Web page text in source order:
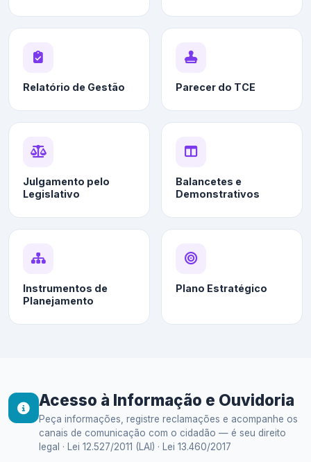
Relatório de Gestão Parecer do TCE
Julgamento pelo
Legislativo
Balancetes e
Demonstrativos
Instrumentos de
Planejamento
Plano Estratégico
Acesso à Informação e Ouvidoria
Peça informações, registre reclamações e acompanhe os
canais de comunicação com o cidadão — é seu direito
legal · Lei 12.527/2011 (LAI) · Lei 13.460/2017